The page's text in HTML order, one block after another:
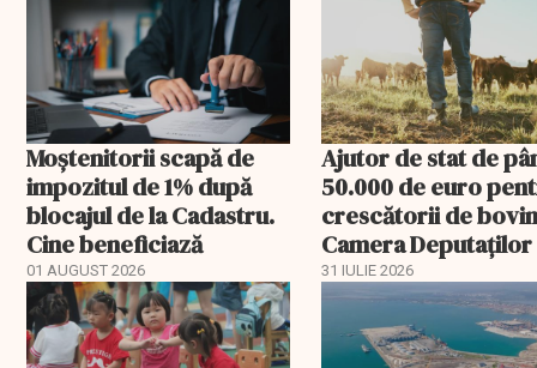
Moștenitorii scapă de
impozitul de 1% după
blocajul de la Cadastru.
Cine beneficiază
01 AUGUST 2026
Ajutor de stat de
50.000 de euro
crescătorii de
Camera Deputaților
aprobat schema
31 IULIE 2026